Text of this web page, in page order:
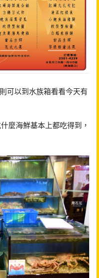
可以到水族箱看看今天有
麼海鮮基本上都吃得到，